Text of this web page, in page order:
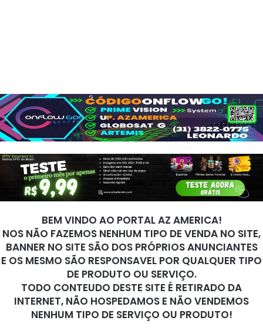
BEM VINDO AO PORTAL AZ AMERICA!
NOS NÃO FAZEMOS NENHUM TIPO DE VENDA NO SITE,
BANNER NO SITE SÃO DOS PRÓPRIOS ANUNCIANTES
E OS MESMO SÃO RESPONSAVEL POR QUALQUER TIPO
DE PRODUTO OU SERVIÇO.
TODO CONTEUDO DESTE SITE É RETIRADO DA
INTERNET, NÃO HOSPEDAMOS E NÃO VENDEMOS
NENHUM TIPO DE SERVIÇO OU PRODUTO!